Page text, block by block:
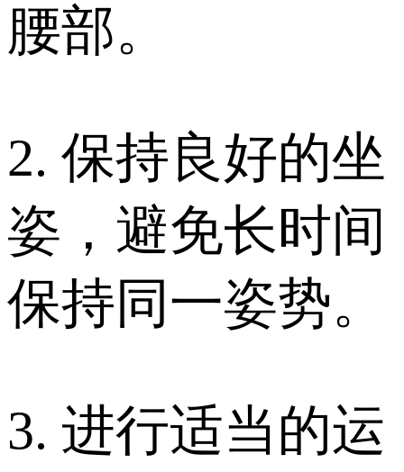
腰部。
2. 保持良好的坐
姿，避免长时间
保持同一姿势。
3. 进行适当的运